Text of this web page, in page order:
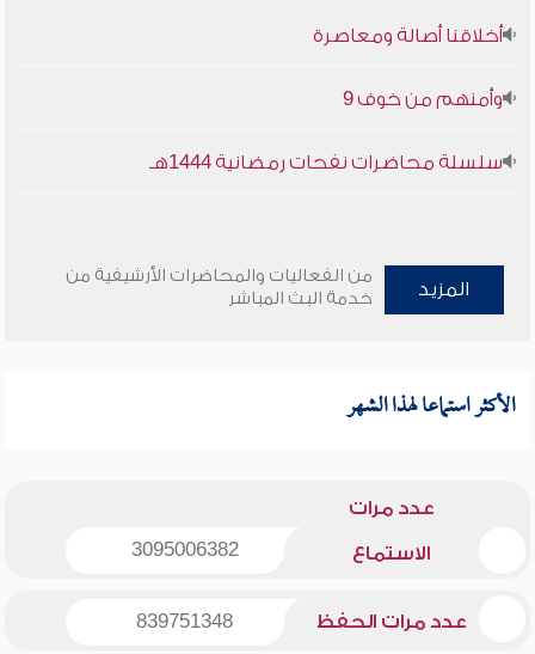
أخلاقنا أصالة ومعاصرة
وأمنهم من خوف 9
سلسلة محاضرات نفحات رمضانية 1444هـ
المزيد
من الفعاليات والمحاضرات الأرشيفية من
خدمة البث المباشر
الأكثر استماعا لهذا الشهر
عدد مرات
الاستماع 3095006382
عدد مرات الحفظ 839751348